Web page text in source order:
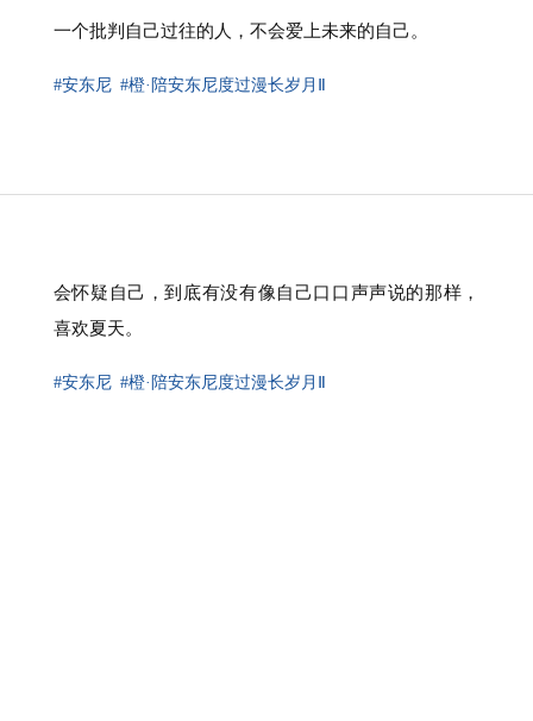
一个批判自己过往的人，不会爱上未来的自己。
#安东尼 #橙·陪安东尼度过漫长岁月Ⅱ
会怀疑自己，到底有没有像自己口口声声说的那样，
喜欢夏天。
#安东尼 #橙·陪安东尼度过漫长岁月Ⅱ